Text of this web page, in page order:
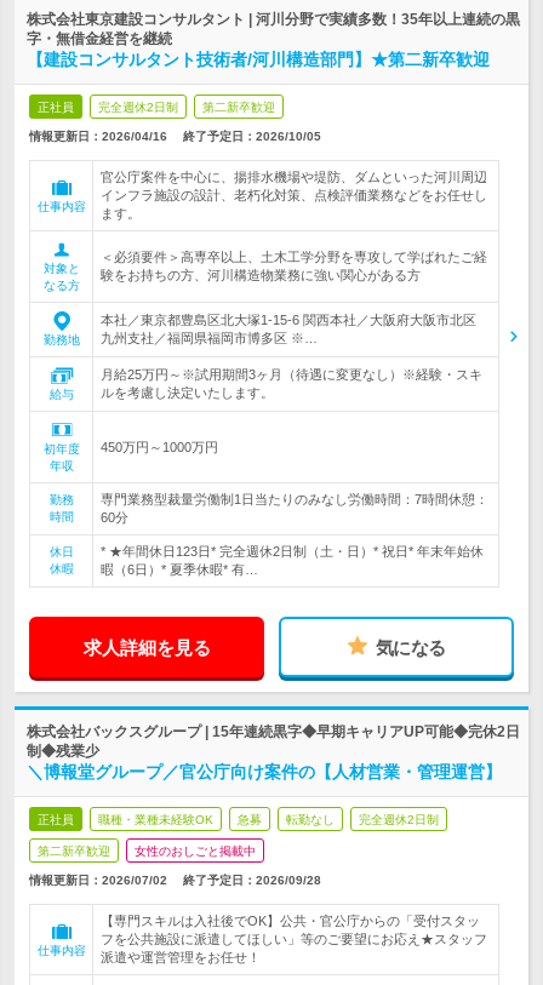
株式会社東京建設コンサルタント | 河川分野で実績多数！35年以上連続の黒
字・無借金経営を継続
【建設コンサルタント技術者/河川構造部門】★第二新卒歓迎
正社員 完全週休2日制 第二新卒歓迎
情報更新日：2026/04/16 終了予定日： 2026/10/05
仕事内容
官公庁案件を中心に、揚排水機場や堤防、ダムといった河川周辺
インフラ施設の設計、老朽化対策、点検評価業務などをお任せし
ます。
対象と
なる方
＜必須要件＞高専卒以上、土木工学分野を専攻して学ばれたご経
験をお持ちの方、河川構造物業務に強い関心がある方
勤務地
本社／東京都豊島区北大塚1-15-6 関西本社／大阪府大阪市北区
九州支社／福岡県福岡市博多区 ※…
給与
月給25万円～※試用期間3ヶ月（待遇に変更なし）※経験・スキ
ルを考慮し決定いたします。
初年度
年収
450万円～1000万円
勤務
時間
専門業務型裁量労働制1日当たりのみなし労働時間：7時間休憩：
60分
休日
休暇
* ★年間休日123日* 完全週休2日制（土・日）* 祝日* 年末年始休
暇（6日）* 夏季休暇* 有…
求人詳細を見る 気になる
株式会社バックスグループ | 15年連続黒字◆早期キャリアUP可能◆完休2日
制◆残業少
＼博報堂グループ／官公庁向け案件の【人材営業・管理運営】
正社員 職種・業種未経験OK 急募 転勤なし 完全週休2日制
第二新卒歓迎 女性のおしごと掲載中
情報更新日：2026/07/02 終了予定日： 2026/09/28
仕事内容
【専門スキルは入社後でOK】公共・官公庁からの「受付スタッ
フを公共施設に派遣してほしい」等のご要望にお応え★スタッフ
派遣や運営管理をお任せ！